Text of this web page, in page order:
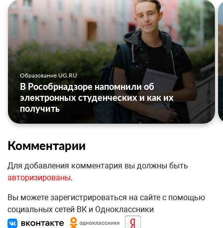
Образование UG.RU
В Рособрнадзоре напомнили об
электронных студенческих и как их
получить
Комментарии
Для добавления комментария вы должны быть
авторизированы.
Вы можете зарегистрироваться на сайте с помощью
социальных сетей ВК и Одноклассники